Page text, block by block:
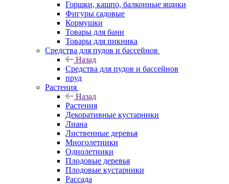
Горшки, кашпо, балконные ящики
Фигуры садовые
Кормушки
Товары для бани
Товары для пикника
Средства для пудов и бассейнов
Назад
Средства для пудов и бассейнов
пруд
Растения
Назад
Растения
Декоративные кустарники
Лиана
Лиственные деревья
Многолетники
Однолетники
Плодовые деревья
Плодовые кустарники
Рассада